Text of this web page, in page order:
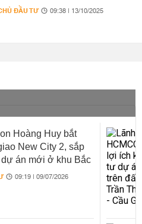
ĐẦU TƯ 09:38 | 13/10/2025
Hoàng Huy bắt
New City 2, sắp
án mới ở khu Bắc
09:19 | 09/07/2026